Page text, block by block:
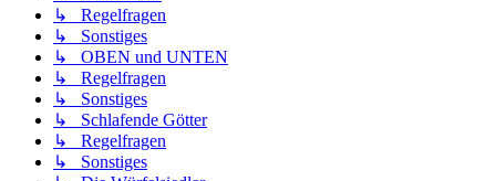
↳ Regelfragen
↳ Sonstiges
↳ OBEN und UNTEN
↳ Regelfragen
↳ Sonstiges
↳ Schlafende Götter
↳ Regelfragen
↳ Sonstiges